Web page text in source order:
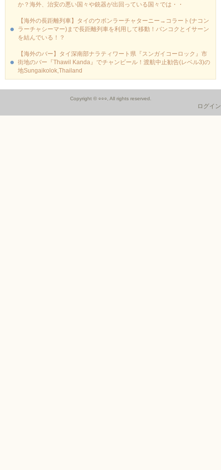
か？海外、治安の悪い国々や銃器が出回っている国々では・・
【海外の長距離列車】タイのウボンラーチャターニー→コラート(ナコン
ラーチャシーマー)まで長距離列車を利用して移動！バンコクとイサーン
を結んでいる！？
【海外のバー】タイ深南部ナラティワート県『スンガイコーロック』市
街地のバー『Thawil Kanda』でチャンビール！渡航中止勧告(レベル3)の
地Sungaikolok,Thailand
Copyright © ○○○, All rights reserved.
ログイン